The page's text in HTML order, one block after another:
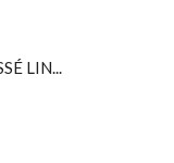
LIN...